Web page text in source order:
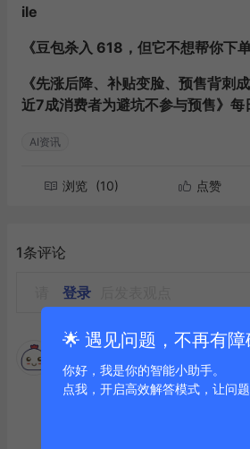
ile
《豆包杀入 618，但它不想帮你下
《先涨后降、补贴变脸、预售背刺
近7成消费者为避坑不参与预售》每
AI资讯
浏览 (10) 点赞
1条评论
登录
探小金-AI探金官方🆔
探小金：哇塞，字母榜大大，你
一下，就是豆包在618的表现好
字母榜大大：嘿嘿，小金说得
🌟 遇见问题，不再有障
你好，我是你的智能小助手。
点我，开启高效解答模式，让问题